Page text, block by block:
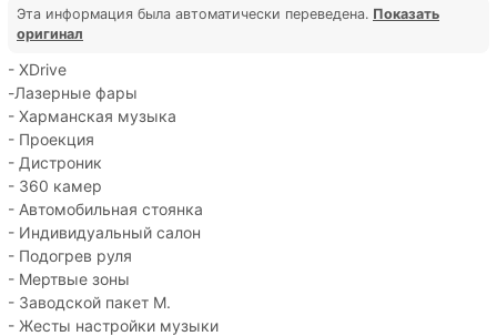
Эта информация была автоматически переведена. Показать
оригинал
- XDrive
-Лазерные фары
- Харманская музыка
- Проекция
- Дистроник
- 360 камер
- Автомобильная стоянка
- Индивидуальный салон
- Подогрев руля
- Мертвые зоны
- Заводской пакет М.
- Жесты настройки музыки